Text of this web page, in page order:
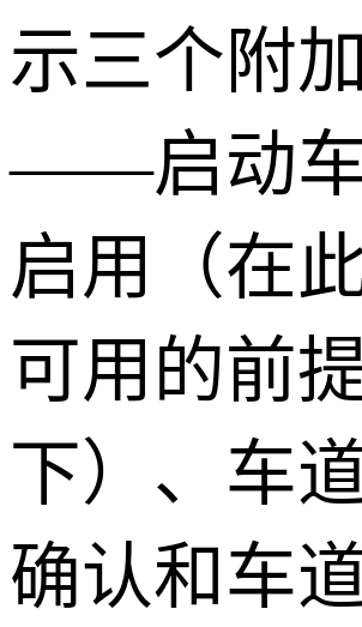
示三个附
——启动
启用（在
可用的前
下）、车
确认和车